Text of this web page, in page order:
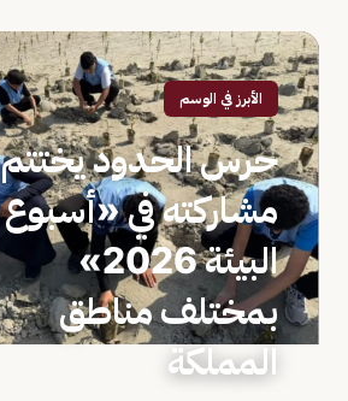
الأبرز في الوسم
حرس الحدود يختتم
مشاركته في «أسبوع
البيئة 2026»
بمختلف مناطق
المملكة